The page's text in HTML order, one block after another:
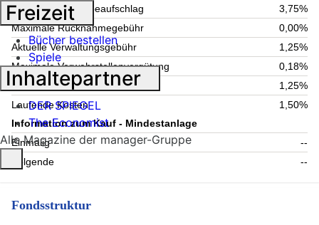
Maximaler Ausgabeaufschlag
3,75%
Maximale Rücknahmegebühr
0,00%
Aktuelle Verwaltungsgebühr
1,25%
Maximale Verwahrstellenvergütung
0,18%
Maximale Verwaltungsgebühr
1,25%
Laufende Kosten
1,50%
Information zum Kauf - Mindestanlage
Einmalig
--
Folgende
--
Fondsstruktur
Freizeit
Bücher bestellen
Spiele
Inhaltepartner
DER SPIEGEL
The Economist
Alle Magazine der manager-Gruppe